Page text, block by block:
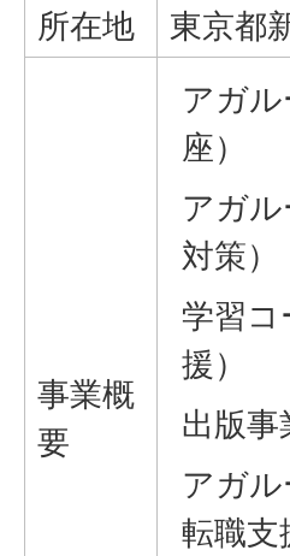
所在地 東京都
事業概
要
アガ
座）
アガ
対策）
学習コ
援）
出版事
アガ
転職支